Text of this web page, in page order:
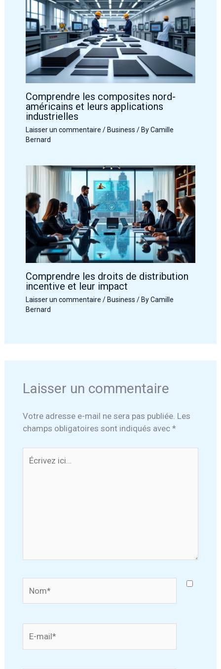
Comprendre les composites nord-
américains et leurs applications
industrielles
Laisser un commentaire / Business / ByCamille
Bernard
Comprendre les droits de distribution
incentive et leur impact
Laisser un commentaire / Business / ByCamille
Bernard
Laisser un commentaire
Votre adresse e-mail ne sera pas publiée. Les
champs obligatoires sont indiqués avec *
ici…
mail*